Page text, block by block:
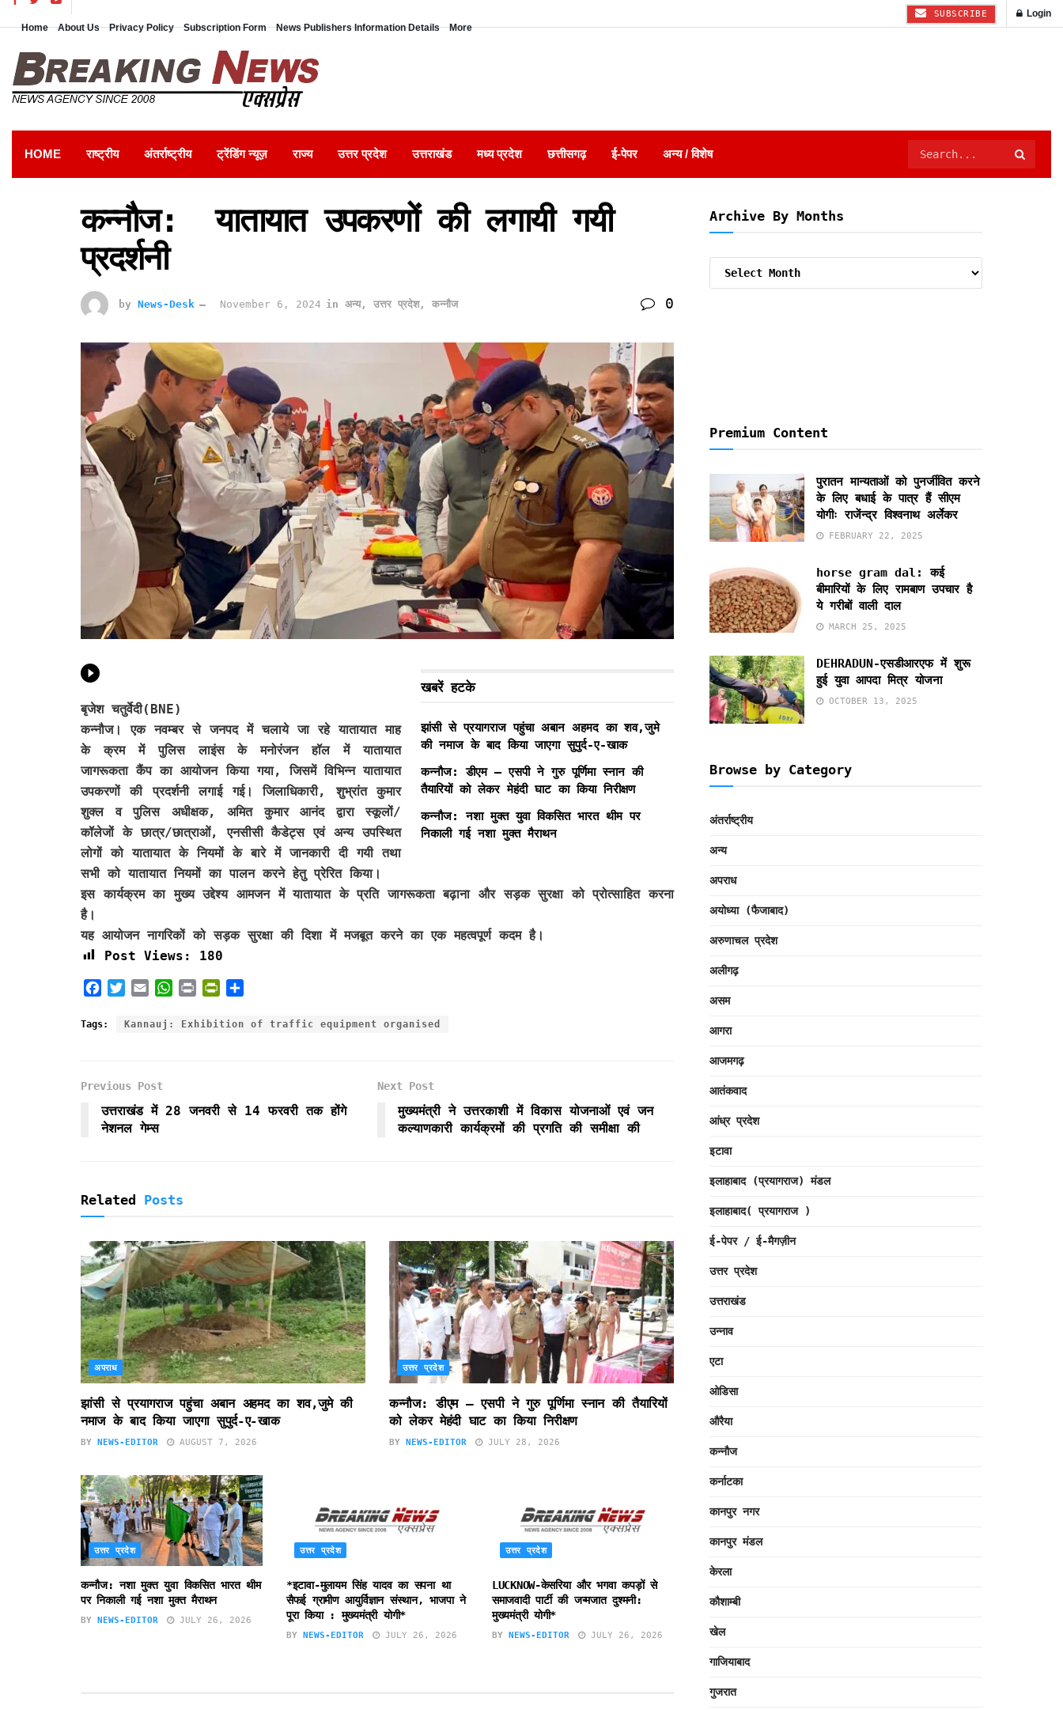
Home About Us Privacy Policy Subscription Form News Publishers Information Details More
SUBSCRIBE Login
HOME राष्ट्रीय अंतर्राष्ट्रीय ट्रेंडिंग न्यूज़ राज्य उत्तर प्रदेश उत्तराखंड मध्य प्रदेश छत्तीसगढ़ ई-पेपर अन्य / विशेष
कन्नौज: यातायात उपकरणों की लगायी गयी
प्रदर्शनी
by News-Desk November 6, 2024 in अन्य, उत्तर प्रदेश, कन्नौज 0
खबरें हटके
झांसी से प्रयागराज पहुंचा अबान अहमद का शव,जुमे
की नमाज के बाद किया जाएगा सुपुर्द-ए-खाक
कन्नौज: डीएम – एसपी ने गुरु पूर्णिमा स्नान की
तैयारियों को लेकर मेहंदी घाट का किया निरीक्षण
कन्नौज: नशा मुक्त युवा विकसित भारत थीम पर
निकाली गई नशा मुक्त मैराथन
बृजेश चतुर्वेदी(BNE)
कन्नौज। एक नवम्बर से जनपद में चलाये जा रहे यातायात माह
के क्रम में पुलिस लाइंस के मनोरंजन हॉल में यातायात
जागरूकता कैंप का आयोजन किया गया, जिसमें विभिन्न यातायात
उपकरणों की प्रदर्शनी लगाई गई। जिलाधिकारी, शुभ्रांत कुमार
शुक्ल व पुलिस अधीक्षक, अमित कुमार आनंद द्वारा स्कूलों/
कॉलेजों के छात्र/छात्राओं, एनसीसी कैडेट्स एवं अन्य उपस्थित
लोगों को यातायात के नियमों के बारे में जानकारी दी गयी तथा
सभी को यातायात नियमों का पालन करने हेतु प्रेरित किया।
इस कार्यक्रम का मुख्य उद्देश्य आमजन में यातायात के प्रति जागरूकता बढ़ाना और सड़क सुरक्षा को प्रोत्साहित करना
है।
यह आयोजन नागरिकों को सड़क सुरक्षा की दिशा में मजबूत करने का एक महत्वपूर्ण कदम है।
Post Views:
180
c
o
k
i
r
a
p
i
i
i
a
Tags: Kannauj: Exhibition of traffic equipment organised
Previous Post
उत्तराखंड में 28 जनवरी से 14 फरवरी तक होंगे
नेशनल गेम्स
Next Post
मुख्यमंत्री ने उत्तरकाशी में विकास योजनाओं एवं जन
कल्याणकारी कार्यक्रमों की प्रगति की समीक्षा की
Related Posts
अपराध
झांसी से प्रयागराज पहुंचा अबान अहमद का शव,जुमे की
नमाज के बाद किया जाएगा सुपुर्द-ए-खाक
BY NEWS-EDITOR AUGUST 7, 2026
उत्तर प्रदेश
कन्नौज: डीएम – एसपी ने गुरु पूर्णिमा स्नान की तैयारियों
को लेकर मेहंदी घाट का किया निरीक्षण
BY NEWS-EDITOR JULY 28, 2026
उत्तर प्रदेश
कन्नौज: नशा मुक्त युवा विकसित भारत थीम
पर निकाली गई नशा मुक्त मैराथन
BY NEWS-EDITOR JULY 26, 2026
उत्तर प्रदेश
*इटावा-मुलायम सिंह यादव का सपना था
सैफई ग्रामीण आयुर्विज्ञान संस्थान, भाजपा ने
पूरा किया : मुख्यमंत्री योगी*
BY NEWS-EDITOR JULY 26, 2026
उत्तर प्रदेश
LUCKNOW-केसरिया और भगवा कपड़ों से
समाजवादी पार्टी की जन्मजात दुश्मनी:
मुख्यमंत्री योगी*
BY NEWS-EDITOR JULY 26, 2026
Archive By Months
Premium Content
पुरातन मान्यताओं को पुनर्जीवित करने
के लिए बधाई के पात्र हैं सीएम
योगीः राजेंन्द्र विश्वनाथ अर्लेकर
FEBRUARY 22, 2025
horse gram dal: कई
बीमारियों के लिए रामबाण उपचार है
ये गरीबों वाली दाल
MARCH 25, 2025
DEHRADUN-एसडीआरएफ में शुरू
हुई युवा आपदा मित्र योजना
OCTOBER 13, 2025
Browse by Category
अंतर्राष्ट्रीय
अन्य
अपराध
अयोध्या (फैजाबाद)
अरुणाचल प्रदेश
अलीगढ़
असम
आगरा
आजमगढ़
आतंकवाद
आंध्र प्रदेश
इटावा
इलाहाबाद (प्रयागराज) मंडल
इलाहाबाद( प्रयागराज )
ई-पेपर / ई-मैगज़ीन
उत्तर प्रदेश
उत्तराखंड
उन्नाव
एटा
ओडिसा
औरैया
कन्नौज
कर्नाटका
कानपुर नगर
कानपुर मंडल
केरला
कौशाम्बी
खेल
गाजियाबाद
गुजरात